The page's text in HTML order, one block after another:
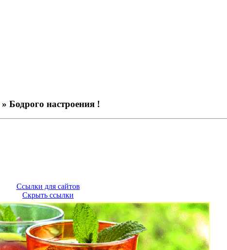
» Бодрого настроения !
Ссылки для сайтов
Скрыть ссылки